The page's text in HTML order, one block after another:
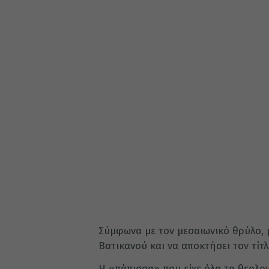
Σύμφωνα με τον μεσαιωνικό θρύλο,
Βατικανού και να αποκτήσει τον